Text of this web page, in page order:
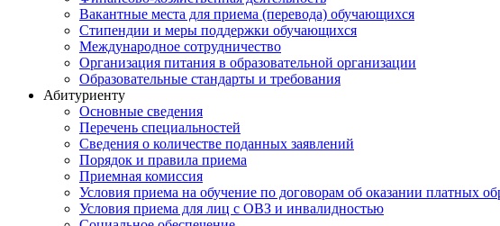
Вакантные места для приема (перевода) обучающихся
Стипендии и меры поддержки обучающихся
Международное сотрудничество
Организация питания в образовательной организации
Образовательные стандарты и требования
Абитуриенту
Основные сведения
Перечень специальностей
Cведения о количестве поданных заявлений
Порядок и правила приема
Приемная комиссия
Условия приема на обучение по договорам об оказании платных
Условия приема для лиц с ОВЗ и инвалидностью